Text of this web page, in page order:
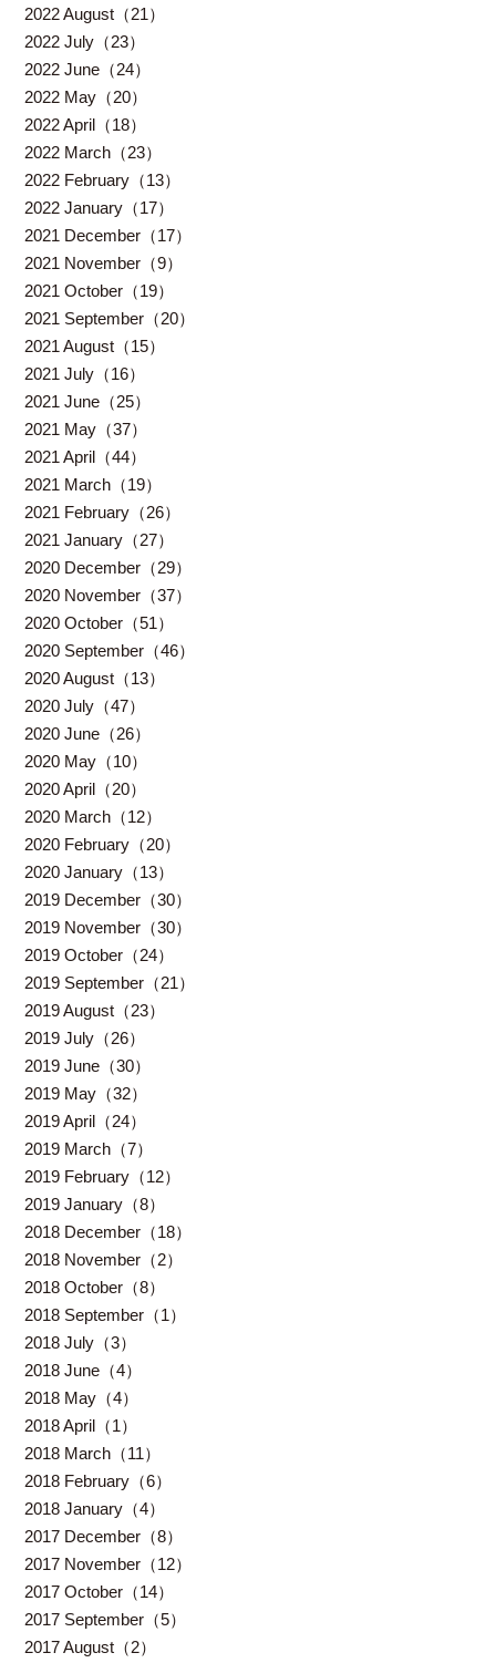
2022 August（21）
2022 July（23）
2022 June（24）
2022 May（20）
2022 April（18）
2022 March（23）
2022 February（13）
2022 January（17）
2021 December（17）
2021 November（9）
2021 October（19）
2021 September（20）
2021 August（15）
2021 July（16）
2021 June（25）
2021 May（37）
2021 April（44）
2021 March（19）
2021 February（26）
2021 January（27）
2020 December（29）
2020 November（37）
2020 October（51）
2020 September（46）
2020 August（13）
2020 July（47）
2020 June（26）
2020 May（10）
2020 April（20）
2020 March（12）
2020 February（20）
2020 January（13）
2019 December（30）
2019 November（30）
2019 October（24）
2019 September（21）
2019 August（23）
2019 July（26）
2019 June（30）
2019 May（32）
2019 April（24）
2019 March（7）
2019 February（12）
2019 January（8）
2018 December（18）
2018 November（2）
2018 October（8）
2018 September（1）
2018 July（3）
2018 June（4）
2018 May（4）
2018 April（1）
2018 March（11）
2018 February（6）
2018 January（4）
2017 December（8）
2017 November（12）
2017 October（14）
2017 September（5）
2017 August（2）